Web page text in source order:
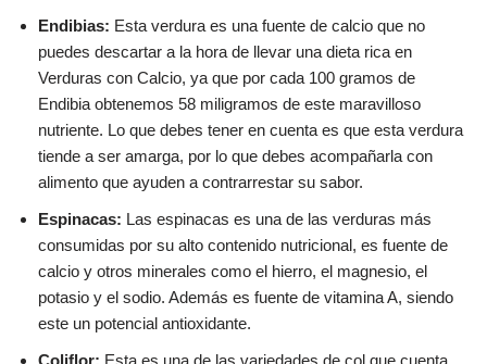
Endibias: Esta verdura es una fuente de calcio que no
puedes descartar a la hora de llevar una dieta rica en
Verduras con Calcio, ya que por cada 100 gramos de
Endibia obtenemos 58 miligramos de este maravilloso
nutriente. Lo que debes tener en cuenta es que esta verdura
tiende a ser amarga, por lo que debes acompañarla con
alimento que ayuden a contrarrestar su sabor.
Espinacas: Las espinacas es una de las verduras más
consumidas por su alto contenido nutricional, es fuente de
calcio y otros minerales como el hierro, el magnesio, el
potasio y el sodio. Además es fuente de vitamina A, siendo
este un potencial antioxidante.